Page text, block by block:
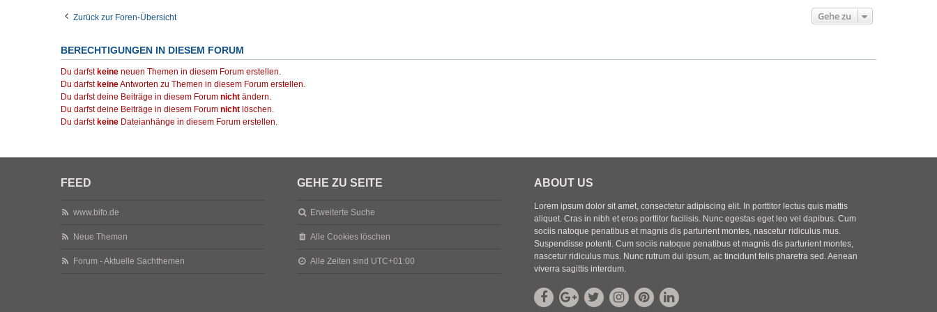
Zurück zur Foren-Übersicht Gehe zu
BERECHTIGUNGEN IN DIESEM FORUM
Du darfst keine neuen Themen in diesem Forum erstellen.
Du darfst keineAntworten zu Themen in diesem Forum erstellen.
Du darfst deine Beiträge in diesem Forum nicht ändern.
Du darfst deine Beiträge in diesem Forum nicht löschen.
Du darfst keine Dateianhänge in diesem Forum erstellen.
FEED
www.bifo.de
Neue Themen
Forum - Aktuelle Sachthemen
GEHE ZU SEITE
Erweiterte Suche
Alle Cookies löschen
Alle Zeiten sind UTC+01:00
ABOUT US
Lorem ipsum dolor sit amet, consectetur adipiscing elit. In porttitor lectus quis mattis
aliquet. Cras in nibh et eros porttitor facilisis. Nunc egestas eget leo vel dapibus. Cum
sociis natoque penatibus et magnis dis parturient montes, nascetur ridiculus mus.
Suspendisse potenti. Cum sociis natoque penatibus et magnis dis parturient montes,
nascetur ridiculus mus. Nunc rutrum dui ipsum, ac tincidunt felis pharetra sed. Aenean
viverra sagittis interdum.